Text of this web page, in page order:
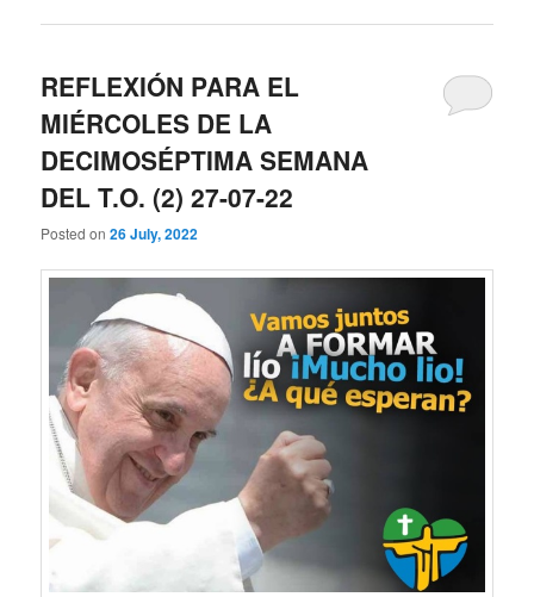
REFLEXIÓN PARA EL
MIÉRCOLES DE LA
DECIMOSÉPTIMA SEMANA
DEL T.O. (2) 27-07-22
Posted on26 July, 2022